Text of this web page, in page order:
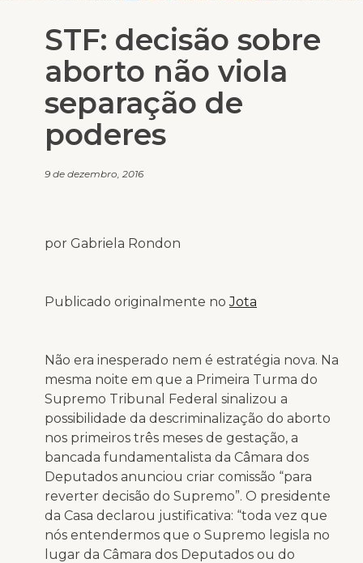
STF: decisão sobre
aborto não viola
separação de
poderes
9 de dezembro, 2016
por Gabriela Rondon
Publicado originalmente noJota
Não era inesperado nem é estratégia nova. Na
mesma noite em que a Primeira Turma do
Supremo Tribunal Federal sinalizou a
possibilidade da descriminalização do aborto
nos primeiros três meses de gestação, a
bancada fundamentalista da Câmara dos
Deputados anunciou criar comissão “para
reverter decisão do Supremo”. O presidente
da Casa declarou justificativa: “toda vez que
nós entendermos que o Supremo legisla no
lugar da Câmara dos Deputados ou do